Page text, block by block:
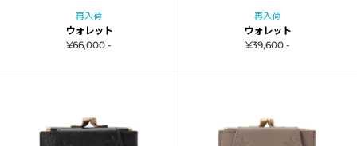
再入荷
ウォレット
¥66,000 -
再入荷
ウォレット
¥39,600 -